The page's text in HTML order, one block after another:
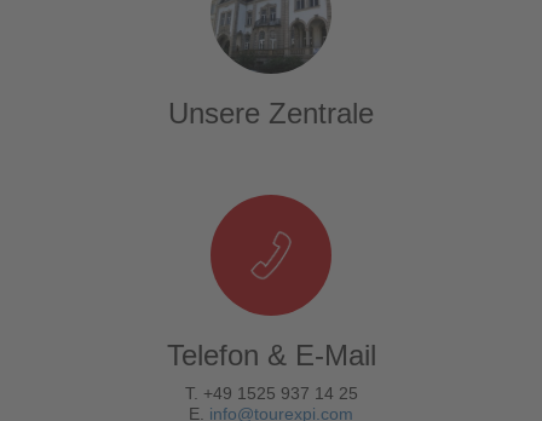
Unsere Zentrale
Telefon & E-Mail
T. +49 1525 937 14 25
E. info@tourexpi.com